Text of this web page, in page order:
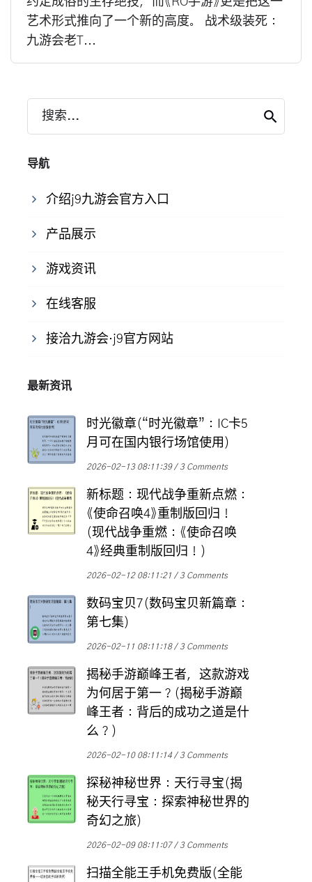
艺术形式推向了一个新的高度。 战术级装死：
九游会老T...
搜索...
导航
介绍j9九游会官方入口
产品展示
游戏资讯
在线客服
接洽九游会·j9官方网站
最新资讯
时光徽章(“时光徽章”：IC卡5
月可在国内银行场馆使用)
2026-02-13 08:11:39 3 Comments
新标题：现代战争重新点燃：
《使命召唤4》重制版回归！
(现代战争重燃：《使命召唤
4》经典重制版回归！)
2026-02-12 08:11:21 3 Comments
数码宝贝7(数码宝贝新篇章：
第七集)
2026-02-11 08:11:18 3 Comments
揭秘手游巅峰王者，这款游戏
为何居于第一？(揭秘手游巅
峰王者：背后的成功之道是什
么？)
2026-02-10 08:11:14 3 Comments
探秘神秘世界：天行寻宝(揭
秘天行寻宝：探索神秘世界的
奇幻之旅)
2026-02-09 08:11:07 3 Comments
扫描全能王手机免费版(全能